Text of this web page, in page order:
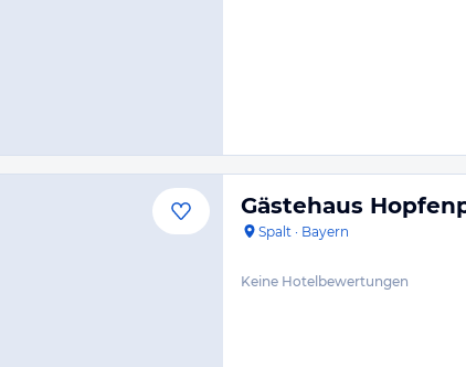
Gästehaus
Spalt · Bayern
Keine Hotelbewertungen